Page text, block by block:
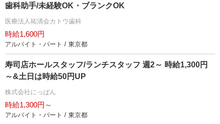
歯科助手/未経験OK・ブランクOK
医療法人祐清会カトウ歯科
時給1,600円
アルバイト・パート / 東京都
寿司店ホールスタッフ/ランチスタッフ 週2～ 時給1,300円
～&土日は時給50円UP
株式会社にっぱん
時給1,300円～
アルバイト・パート / 東京都